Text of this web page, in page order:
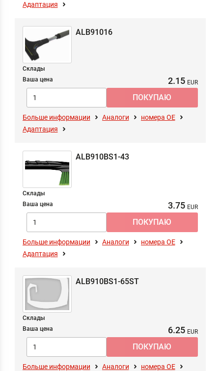
Адаптация
ALB91016
Склады
Ваша цена
2.15
Больше информации Аналоги
номера ОЕ
Адаптация
ALB910BS1-43
Склады
Ваша цена
3.75
Больше информации Аналоги
номера ОЕ
Адаптация
ALB910BS1-65ST
Склады
Ваша цена
6.25
Больше информации Аналоги
номера ОЕ